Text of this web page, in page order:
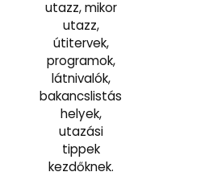
utazz, mikor
utazz,
útitervek,
programok,
látnivalók,
bakancslistás
helyek,
utazási
tippek
kezdőknek.